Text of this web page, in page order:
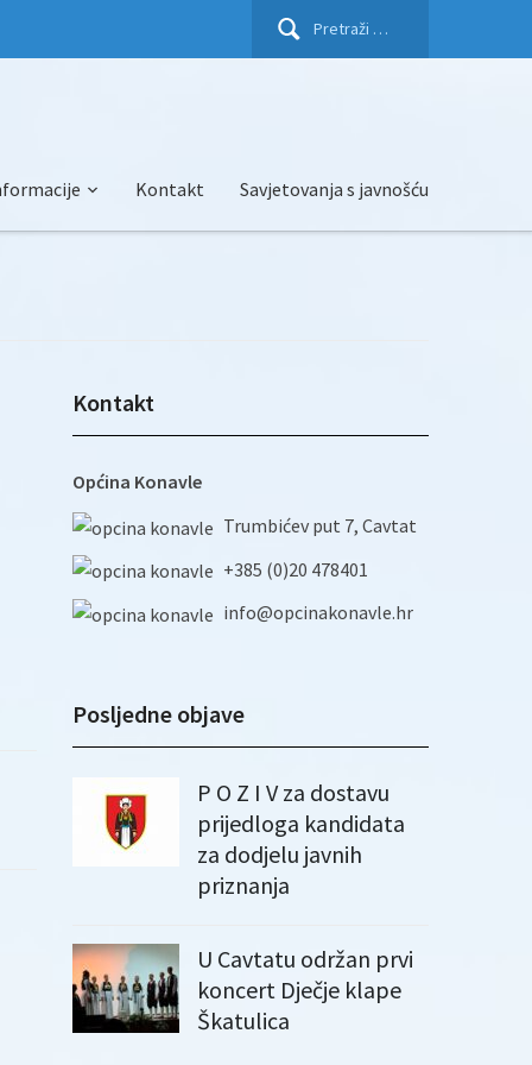
Pretraži:
Kontakt Savjetovanja s javnošću
Kontakt
Općina Konavle
Trumbićev put 7, Cavtat
+385 (0)20 478401
info@opcinakonavle.hr
Posljedne objave
P O Z I V za dostavu
prijedloga kandidata
za dodjelu javnih
priznanja
U Cavtatu održan prvi
koncert Dječje klape
Škatulica